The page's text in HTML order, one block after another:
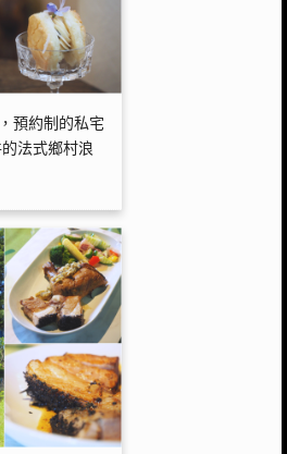
預約制的私宅
法式鄉村浪